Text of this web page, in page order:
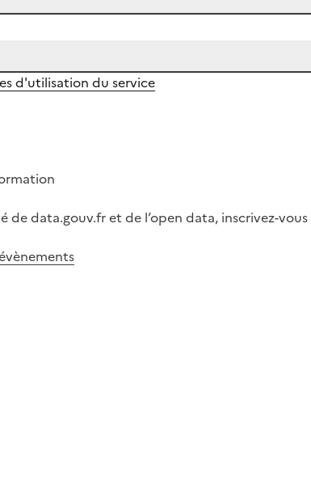
d'utilisation du service
de data.gouv.fr et de l’open data, inscrivez-